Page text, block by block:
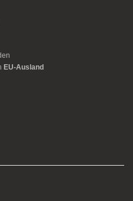
EU-Ausland